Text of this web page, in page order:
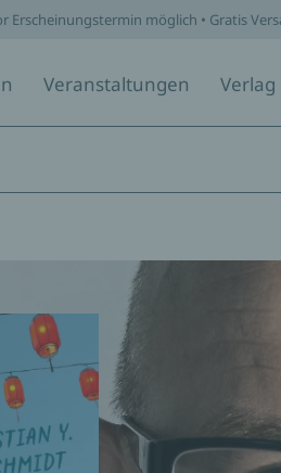
Erscheinungstermin möglich • Gratis
Veranstaltungen Verlag